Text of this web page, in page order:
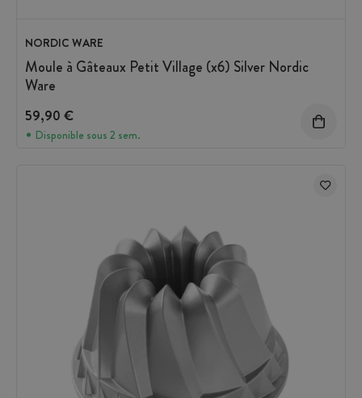
NORDIC WARE
Moule à Gâteaux Petit Village (x6) Silver Nordic
Ware
59,90 €
Disponible sous 2 sem.